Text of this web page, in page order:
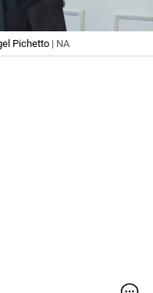
Pichetto | NA